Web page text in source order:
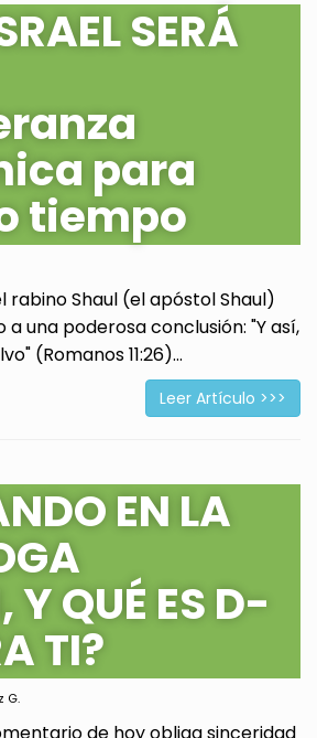
SERÁ
para
tiempo
rabino Shaul (el apóstol Shaul)
una poderosa conclusión: "Y así,
(Romanos 11:26)...
Leer Artículo >>>
EN LA
Y QUÉ ES D-
TI?
G.